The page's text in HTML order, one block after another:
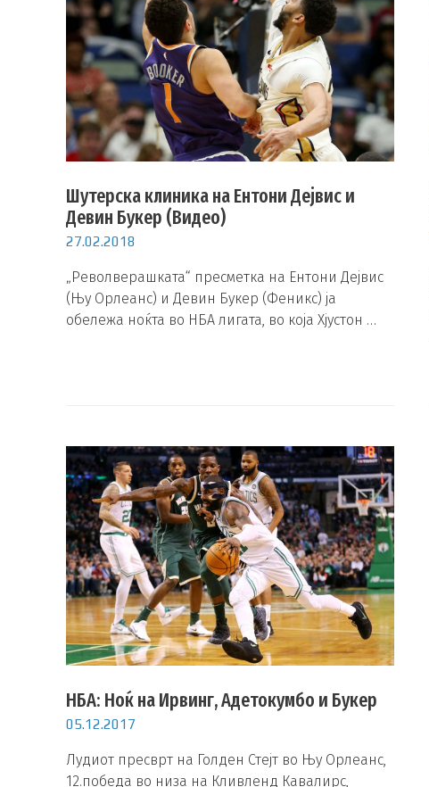
Шутерска клиника на Ентони Дејвис и
Девин Букер (Видео)
27.02.2018
„Револверашката“ пресметка на Ентони Дејвис
(Њу Орлеанс) и Девин Букер (Феникс) ја
обележа ноќта во НБА лигата, во која Хјустон …
НБА: Ноќ на Ирвинг, Адетокумбо и Букер
05.12.2017
Лудиот пресврт на Голден Стејт во Њу Орлеанс,
12.победа во низа на Кливленд Кавалирс,